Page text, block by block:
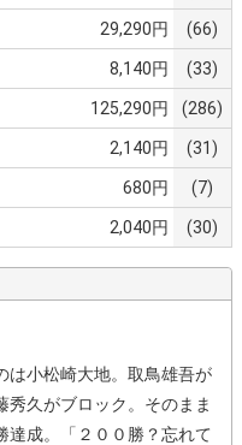
29,290円 (66)
8,140円 (33)
125,290円 (286)
2,140円 (31)
680円 (7)
2,040円 (30)
小松崎大地。取鳥雄吾が
久がブロック。そのまま
達成。「２００勝？忘れて